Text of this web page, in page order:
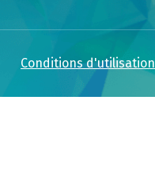
Conditions d'utilisation